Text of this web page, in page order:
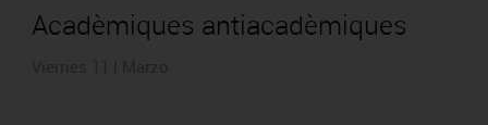
Acadèmiques antiacadèmiques